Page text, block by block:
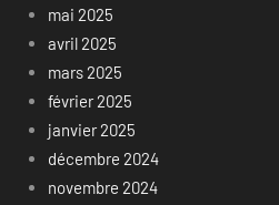
mai 2025
avril 2025
mars 2025
février 2025
janvier 2025
décembre 2024
novembre 2024